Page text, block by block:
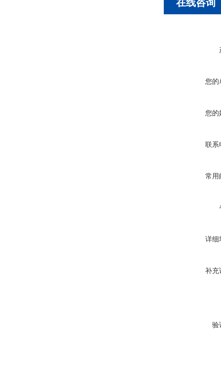
在线咨询
您的
您的
联系
常用
详细
补充
验